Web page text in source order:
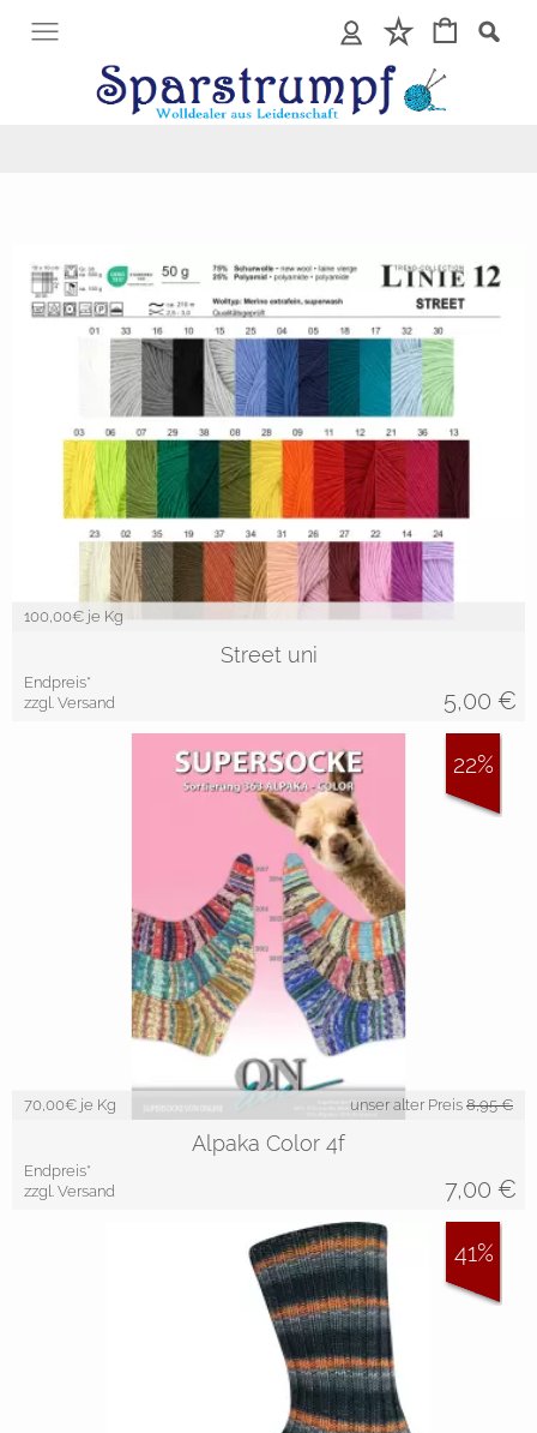
100,00€ je Kg
Street uni
Endpreis*
zzgl. Versand
5,00 €
70,00€ je Kg unser alter Preis 8,95 €
Alpaka Color 4f
Endpreis*
zzgl. Versand
7,00 €
22%
41%